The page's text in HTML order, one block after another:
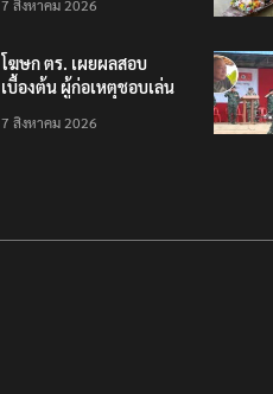
ปืนเถื่อน
7 สิงหาคม 2026
โฆษก ตร. เผยผลสอบ
เบื้องต้น ผู้ก่อเหตุชอบเล่น
เหตุรุนแรงก่อนลงมือ
7 สิงหาคม 2026